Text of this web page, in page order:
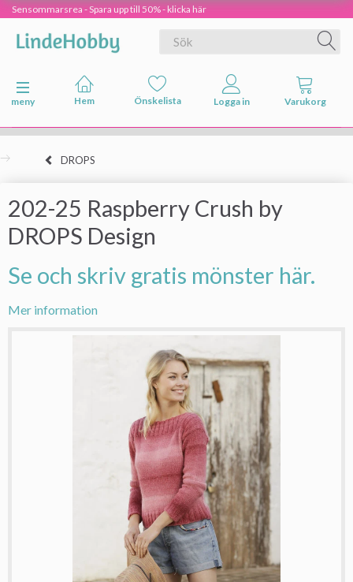
Sensommarsrea - Spara upp till 50% - klicka här
Ändra navigering
meny
DROPS
202-25 Raspberry Crush by
DROPS Design
Se och skriv gratis mönster här.
Mer information